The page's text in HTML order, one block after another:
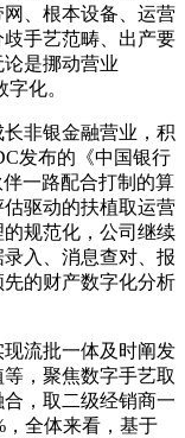
、根本设备、运营
手艺范畴、出产要
是挪动营业
化。
非银金融营业，积
发布的《中国银行
一路配合打制的算
驱动的扶植取运营
规范化，公司继续
入、消息查对、报
的财产数字化分析
流批一体及时阐发
，聚焦数字手艺取
，取二级经销商一
，全体来看，基于